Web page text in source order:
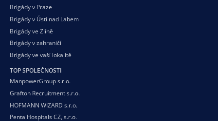
Brigády v Praze
Brigády v Ústí nad Labem
Brigády ve Zlíně
Brigády v zahraničí
Brigády ve vaší lokalitě
TOP SPOLEČNOSTI
ManpowerGroup s.r.o.
Grafton Recruitment s.r.o.
HOFMANN WIZARD s.r.o.
Penta Hospitals CZ, s.r.o.